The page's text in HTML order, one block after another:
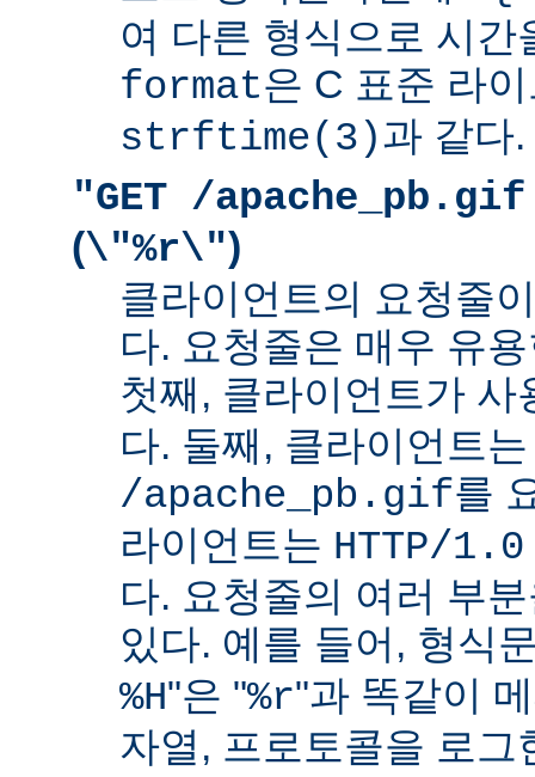
여 다른 형식으로 시간
format은 C 표준 라
strftime(3)과 같다.
"GET /
(\"%r\")
클라이언트의 요청줄
다. 요청줄은 매우 유
첫째, 클라이언트가
다. 둘째, 클라이언트
/apache_pb.gif를
라이언트는 HTTP/1.0
다. 요청줄의 여러 부
있다. 예를 들어, 형식
%H"은 "%r"과 똑같이
자열, 프로토콜을 로그